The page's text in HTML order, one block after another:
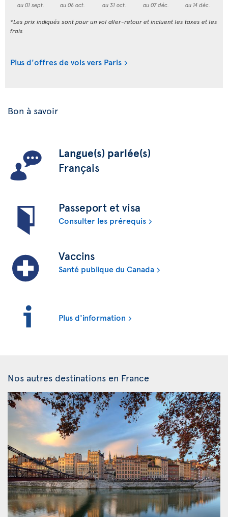
au 01 sept.
au 06 oct.
au 31 oct.
au 07 déc.
au 14 déc.
*Les prix indiqués sont pour un vol aller-retour et incluent les taxes et les
frais
Plus d'offres de vols vers Paris
Bon à savoir
Langue(s) parlée(s)
Français
Passeport et visa
Consulter les prérequis
Vaccins
Santé publique du Canada
Plus d'information
Nos autres destinations en France